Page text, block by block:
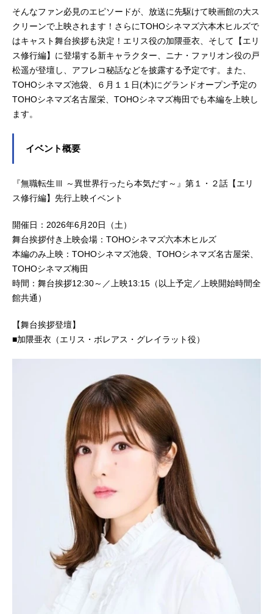
そんなファン必見のエピソードが、放送に先駆けて映画館の大ス
クリーンで上映されます！さらにTOHOシネマズ六本木ヒルズで
はキャスト舞台挨拶も決定！エリス役の加隈亜衣、そして【エリ
ス修行編】に登場する新キャラクター、ニナ・ファリオン役の戸
松遥が登壇し、アフレコ秘話などを披露する予定です。また、
TOHOシネマズ池袋、６月１１日(木)にグランドオープン予定の
TOHOシネマズ名古屋栄、TOHOシネマズ梅田でも本編を上映し
ます。
イベント概要
『無職転生Ⅲ ～異世界行ったら本気だす～』第１・２話【エリ
ス修行編】先行上映イベント
開催日：2026年6月20日（土）
舞台挨拶付き上映会場：TOHOシネマズ六本木ヒルズ
本編のみ上映：TOHOシネマズ池袋、TOHOシネマズ名古屋栄、
TOHOシネマズ梅田
時間：舞台挨拶12:30～／上映13:15（以上予定／上映開始時間全
館共通）
【舞台挨拶登壇】
■加隈亜衣（エリス・ボレアス・グレイラット役）